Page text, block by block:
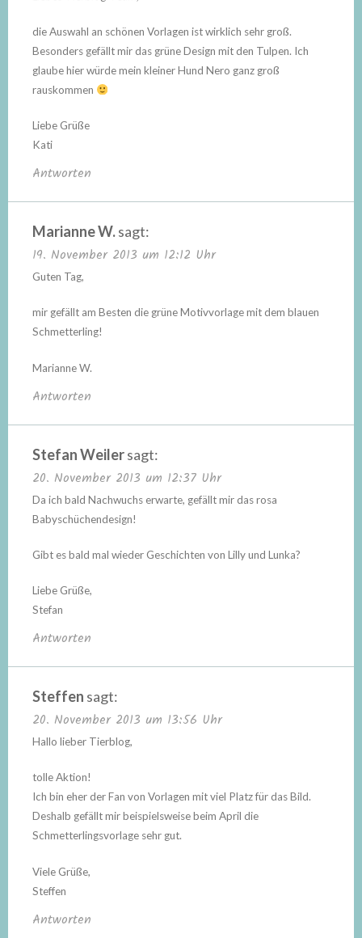
die Auswahl an schönen Vorlagen ist wirklich sehr groß.
Besonders gefällt mir das grüne Design mit den Tulpen. Ich
glaube hier würde mein kleiner Hund Nero ganz groß
rauskommen
Liebe Grüße
Kati
Antworten
Marianne W.sagt:
19. November 2013 um 12:12 Uhr
Guten Tag,
mir gefällt am Besten die grüne Motivvorlage mit dem blauen
Schmetterling!
Marianne W.
Antworten
Stefan Weilersagt:
20. November 2013 um 12:37 Uhr
Da ich bald Nachwuchs erwarte, gefällt mir das rosa
Babyschüchendesign!
Gibt es bald mal wieder Geschichten von Lilly und Lunka?
Liebe Grüße,
Stefan
Antworten
Steffen sagt:
20. November 2013 um 13:56 Uhr
Hallo lieber Tierblog,
tolle Aktion!
Ich bin eher der Fan von Vorlagen mit viel Platz für das Bild.
Deshalb gefällt mir beispielsweise beim April die
Schmetterlingsvorlage sehr gut.
Viele Grüße,
Steffen
Antworten